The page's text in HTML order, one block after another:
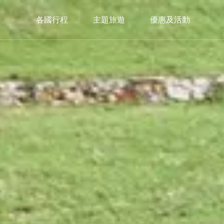
各國行程 主題旅遊 優惠及活動
中歐
C.Europe
捷克
奧地利×捷克×匈牙利
西歐
W.Europe
德國×瑞士
南
義大
葡萄
限定入住｜獨家🏔️策馬特3100飯店
3100 Kulmhotel Gornergrat